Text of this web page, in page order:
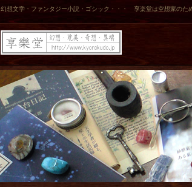
幻想文学・ファンタジー小説・ゴシック・・・ 享楽堂は空想家のた